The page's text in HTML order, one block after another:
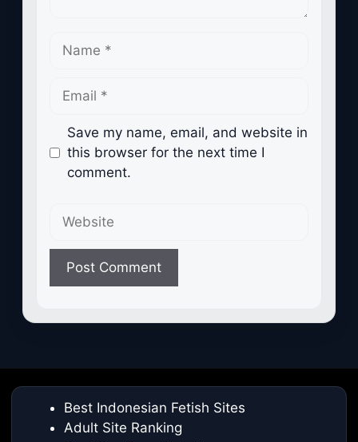
Name
Email
Save my name, email, and website in
this browser for the next time I
comment.
Best Indonesian Fetish Sites
Adult Site Ranking